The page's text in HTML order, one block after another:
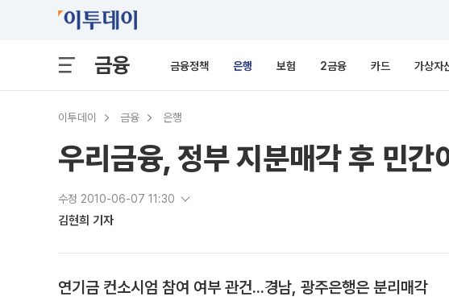
금융 금융정책 은행 보험 2금융 카드 가상자
이투데이 금융 은행
우리금융, 정부 지분매각 후 민간
수정 2010-06-07 11:30
김현희 기자
연기금 컨소시엄 참여 여부 관건...경남, 광주은행은 분리매각